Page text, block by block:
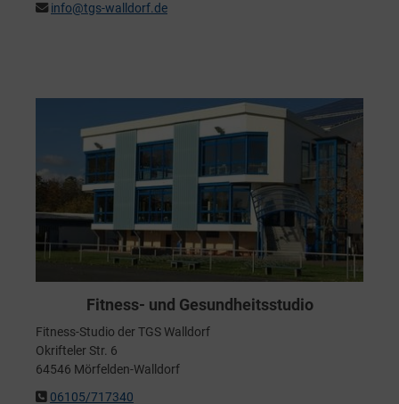
info@tgs-walldorf.de
Fitness- und Gesundheitsstudio
Fitness-Studio der TGS Walldorf
Okrifteler Str. 6
64546 Mörfelden-Walldorf
06105/717340